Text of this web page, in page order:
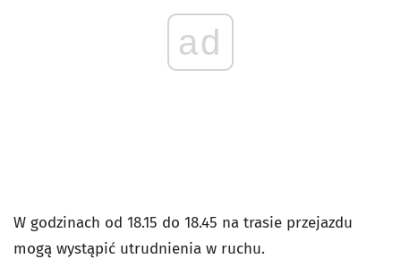
ad
W godzinach od 18.15 do 18.45 na trasie przejazdu
mogą wystąpić utrudnienia w ruchu.